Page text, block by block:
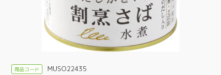
MUSO22435